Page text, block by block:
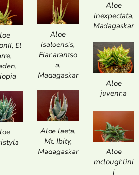
Aloe
inexpectata,
Madagaskar
Aloe
isaloensis,
Fianarantso
a,
Madagaskar
El
Aloe
juvenna
Aloe laeta,
Mt. Ibity,
Madagaskar
Aloe
mcloughlini
i